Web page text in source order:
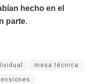
hecho en el
parte.
mesa técnica